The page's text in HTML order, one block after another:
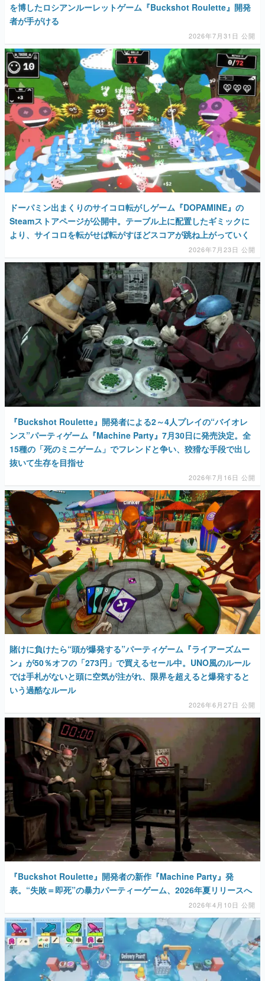
その他
電ファミニコゲーマーとは？
運営：株式会社マレ
を博したロシアンルーレットゲーム『Buckshot Roulette』開発
者が手がける
2026年7月31日 公開
ドーパミン出まくりのサイコロ転がしゲーム『DOPAMINE』の
Steamストアページが公開中。テーブル上に配置したギミックに
より、サイコロを転がせば転がすほどスコアが跳ね上がっていく
2026年7月23日 公開
『Buckshot Roulette』開発者による2～4人プレイの“バイオレ
ンス”パーティゲーム『Machine Party』7月30日に発売決定。全
15種の「死のミニゲーム」でフレンドと争い、狡猾な手段で出し
抜いて生存を目指せ
2026年7月16日 公開
賭けに負けたら“頭が爆発する”パーティゲーム『ライアーズムー
ン』が50％オフの「273円」で買えるセール中。UNO風のルール
では手札がないと頭に空気が注がれ、限界を超えると爆発すると
いう過酷なルール
2026年6月27日 公開
『Buckshot Roulette』開発者の新作『Machine Party』発
表。“失敗＝即死”の暴力パーティーゲーム、2026年夏リリースへ
2026年4月10日 公開